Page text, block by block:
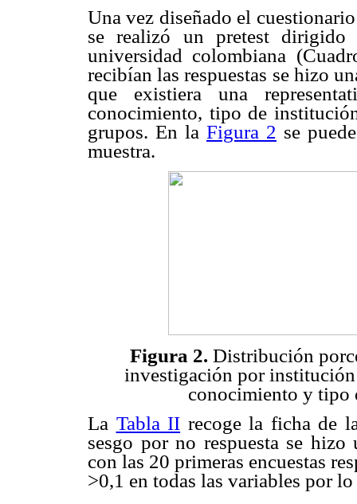
Una vez diseñado el
se realizó un pretest
universidad colombiana
recibían las respuestas se hizo
que existiera una
conocimiento, tipo de
grupos. En la Figura 2 se
muestra.
Figura 2. Distribución
investigación por institución
conocimiento y tipo
La Tabla II recoge la ficha de
sesgo por no respuesta se
con las 20 primeras encuestas
>0,1 en todas las variables por lo